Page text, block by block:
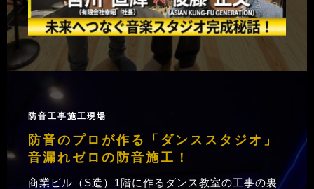
防音工事施工現場
防音のプロが作る「ダンススタジオ」
音漏れゼロの防音施工！
商業ビル（S造）1階に作るダンス教室の工事の裏